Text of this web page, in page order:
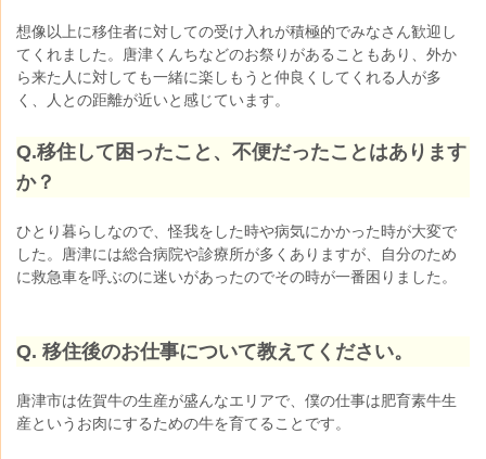
想像以上に移住者に対しての受け入れが積極的でみなさん歓迎し
てくれました。唐津くんちなどのお祭りがあることもあり、外か
ら来た人に対しても一緒に楽しもうと仲良くしてくれる人が多
く、人との距離が近いと感じています。
Q.移住して困ったこと、不便だったことはあります
か？
ひとり暮らしなので、怪我をした時や病気にかかった時が大変で
した。唐津には総合病院や診療所が多くありますが、自分のため
に救急車を呼ぶのに迷いがあったのでその時が一番困りました。
Q. 移住後のお仕事について教えてください。
唐津市は佐賀牛の生産が盛んなエリアで、僕の仕事は肥育素牛生
産というお肉にするための牛を育てることです。